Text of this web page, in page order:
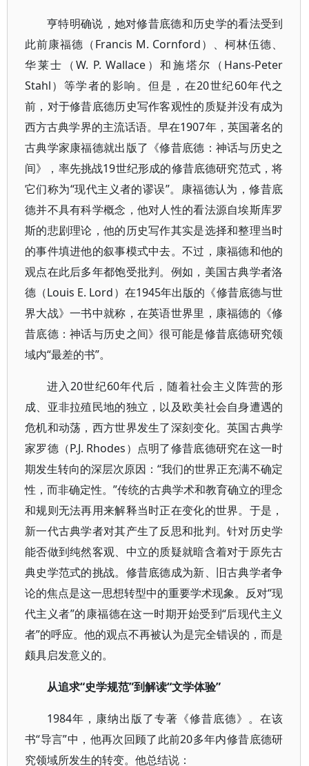
亨特明确说，她对修昔底德和历史学的看法受到
此前康福德（Francis M. Cornford）、柯林伍德、
华莱士（W. P. Wallace）和施塔尔（Hans-Peter
Stahl）等学者的影响。但是，在20世纪60年代之
前，对于修昔底德历史写作客观性的质疑并没有成为
西方古典学界的主流话语。早在1907年，英国著名的
古典学家康福德就出版了《修昔底德：神话与历史之
间》，率先挑战19世纪形成的修昔底德研究范式，将
它们称为“现代主义者的谬误”。康福德认为，修昔底
德并不具有科学概念，他对人性的看法源自埃斯库罗
斯的悲剧理论，他的历史写作其实是选择和整理当时
的事件填进他的叙事模式中去。不过，康福德和他的
观点在此后多年都饱受批判。例如，美国古典学者洛
德（Louis E. Lord）在1945年出版的《修昔底德与世
界大战》一书中就称，在英语世界里，康福德的《修
昔底德：神话与历史之间》很可能是修昔底德研究领
域内“最差的书”。
进入20世纪60年代后，随着社会主义阵营的形
成、亚非拉殖民地的独立，以及欧美社会自身遭遇的
危机和动荡，西方世界发生了深刻变化。英国古典学
家罗德（P.J. Rhodes）点明了修昔底德研究在这一时
期发生转向的深层次原因：“我们的世界正充满不确定
性，而非确定性。”传统的古典学术和教育确立的理念
和规则无法再用来解释当时正在变化的世界。于是，
新一代古典学者对其产生了反思和批判。针对历史学
能否做到纯然客观、中立的质疑就暗含着对于原先古
典史学范式的挑战。修昔底德成为新、旧古典学者争
论的焦点是这一思想转型中的重要学术现象。反对“现
代主义者”的康福德在这一时期开始受到“后现代主义
者”的呼应。他的观点不再被认为是完全错误的，而是
颇具启发意义的。
从追求“史学规范”到解读“文学体验”
1984年，康纳出版了专著《修昔底德》。在该
书“导言”中，他再次回顾了此前20多年内修昔底德研
究领域所发生的转变。他总结说：